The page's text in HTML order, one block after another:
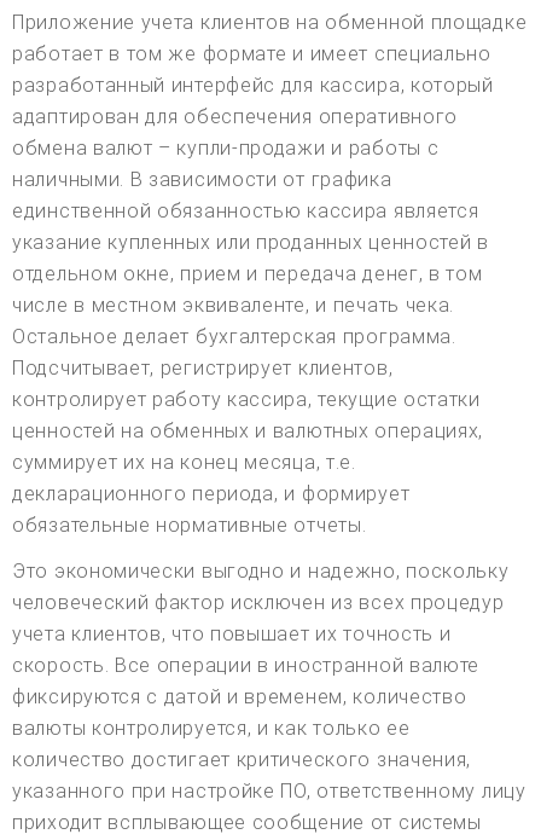
Приложение учета клиентов на обменной площадке
работает в том же формате и имеет специально
разработанный интерфейс для кассира, который
адаптирован для обеспечения оперативного
обмена валют – купли-продажи и работы с
наличными. В зависимости от графика
единственной обязанностью кассира является
указание купленных или проданных ценностей в
отдельном окне, прием и передача денег, в том
числе в местном эквиваленте, и печать чека.
Остальное делает бухгалтерская программа.
Подсчитывает, регистрирует клиентов,
контролирует работу кассира, текущие остатки
ценностей на обменных и валютных операциях,
суммирует их на конец месяца, т.е.
декларационного периода, и формирует
обязательные нормативные отчеты.
Это экономически выгодно и надежно, поскольку
человеческий фактор исключен из всех процедур
учета клиентов, что повышает их точность и
скорость. Все операции в иностранной валюте
фиксируются с датой и временем, количество
валюты контролируется, и как только ее
количество достигает критического значения,
указанного при настройке ПО, ответственному лицу
приходит всплывающее сообщение от системы